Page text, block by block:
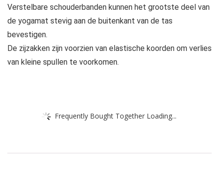
Verstelbare schouderbanden kunnen het grootste deel van
de yogamat stevig aan de buitenkant van de tas
bevestigen.
De zijzakken zijn voorzien van elastische koorden om verlies
van kleine spullen te voorkomen.
Frequently Bought Together Loading...